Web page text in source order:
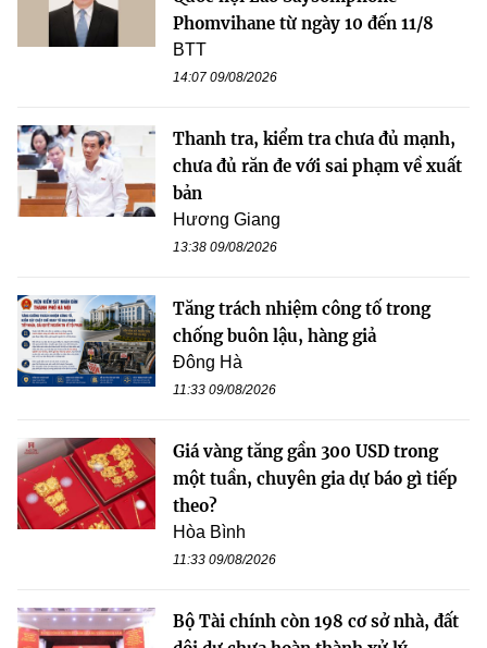
Phomvihane từ ngày 10 đến 11/8
BTT
14:07 09/08/2026
Thanh tra, kiểm tra chưa đủ mạnh,
chưa đủ răn đe với sai phạm về xuất
bản
Hương Giang
13:38 09/08/2026
Tăng trách nhiệm công tố trong
chống buôn lậu, hàng giả
Đông Hà
11:33 09/08/2026
Giá vàng tăng gần 300 USD trong
một tuần, chuyên gia dự báo gì tiếp
theo?
Hòa Bình
11:33 09/08/2026
Bộ Tài chính còn 198 cơ sở nhà, đất